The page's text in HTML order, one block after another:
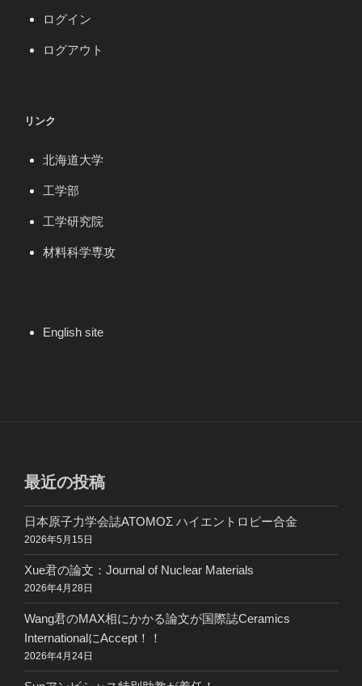
ログイン
ログアウト
リンク
北海道大学
工学部
工学研究院
材料科学専攻
English site
最近の投稿
日本原子力学会誌ATOMOΣ ハイエントロピー合金
2026年5月15日
Xue君の論文：Journal of Nuclear Materials
2026年4月28日
Wang君のMAX相にかかる論文が国際誌Ceramics
InternationalにAccept！！
2026年4月24日